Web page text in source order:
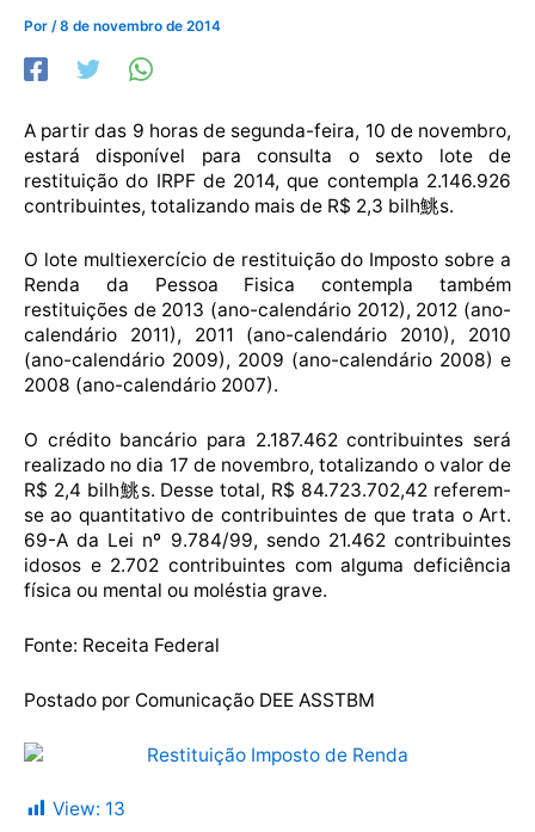
Por /8 de novembro de 2014
A partir das 9 horas de segunda-feira, 10 de novembro,
estará disponível para consulta o sexto lote de
restituição do IRPF de 2014, que contempla 2.146.926
contribuintes, totalizando mais de R$ 2,3 bilh鮡s.
O lote multiexercício de restituição do Imposto sobre a
Renda da Pessoa Fisica contempla também
restituições de 2013 (ano-calendário 2012), 2012 (ano-
calendário 2011), 2011 (ano-calendário 2010), 2010
(ano-calendário 2009), 2009 (ano-calendário 2008) e
2008 (ano-calendário 2007).
O crédito bancário para 2.187.462 contribuintes será
realizado no dia 17 de novembro, totalizando o valor de
R$ 2,4 bilh鮡s. Desse total, R$ 84.723.702,42 referem-
se ao quantitativo de contribuintes de que trata o Art.
69-A da Lei nº 9.784/99, sendo 21.462 contribuintes
idosos e 2.702 contribuintes com alguma deficiência
física ou mental ou moléstia grave.
Fonte: Receita Federal
Postado por Comunicação DEE ASSTBM
View: 13